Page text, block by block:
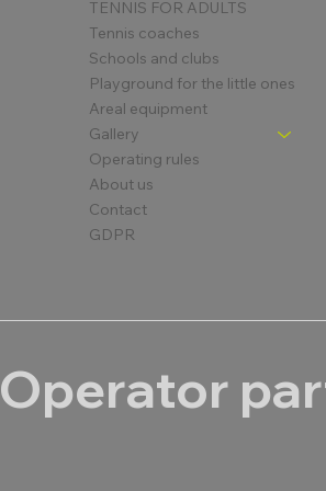
TENNIS FOR ADULTS
Tennis coaches
Schools and clubs
Playground for the little ones
Areal equipment
Gallery
Operating rules
About us
Contact
GDPR
Operator